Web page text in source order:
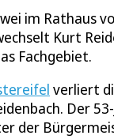
im Rathaus
Kurt
Fachgebiet.
verliert
Der
der